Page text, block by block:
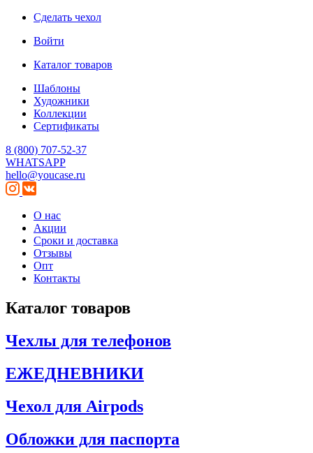
Сделать чехол
Войти
Каталог товаров
Шаблоны
Художники
Коллекции
Сертификаты
8 (800) 707-52-37
WHATSAPP
hello@youcase.ru
О нас
Акции
Сроки и доставка
Отзывы
Опт
Контакты
Каталог товаров
Чехлы для телефонов
ЕЖЕДНЕВНИКИ
Чехол для Airpods
Обложки для паспорта